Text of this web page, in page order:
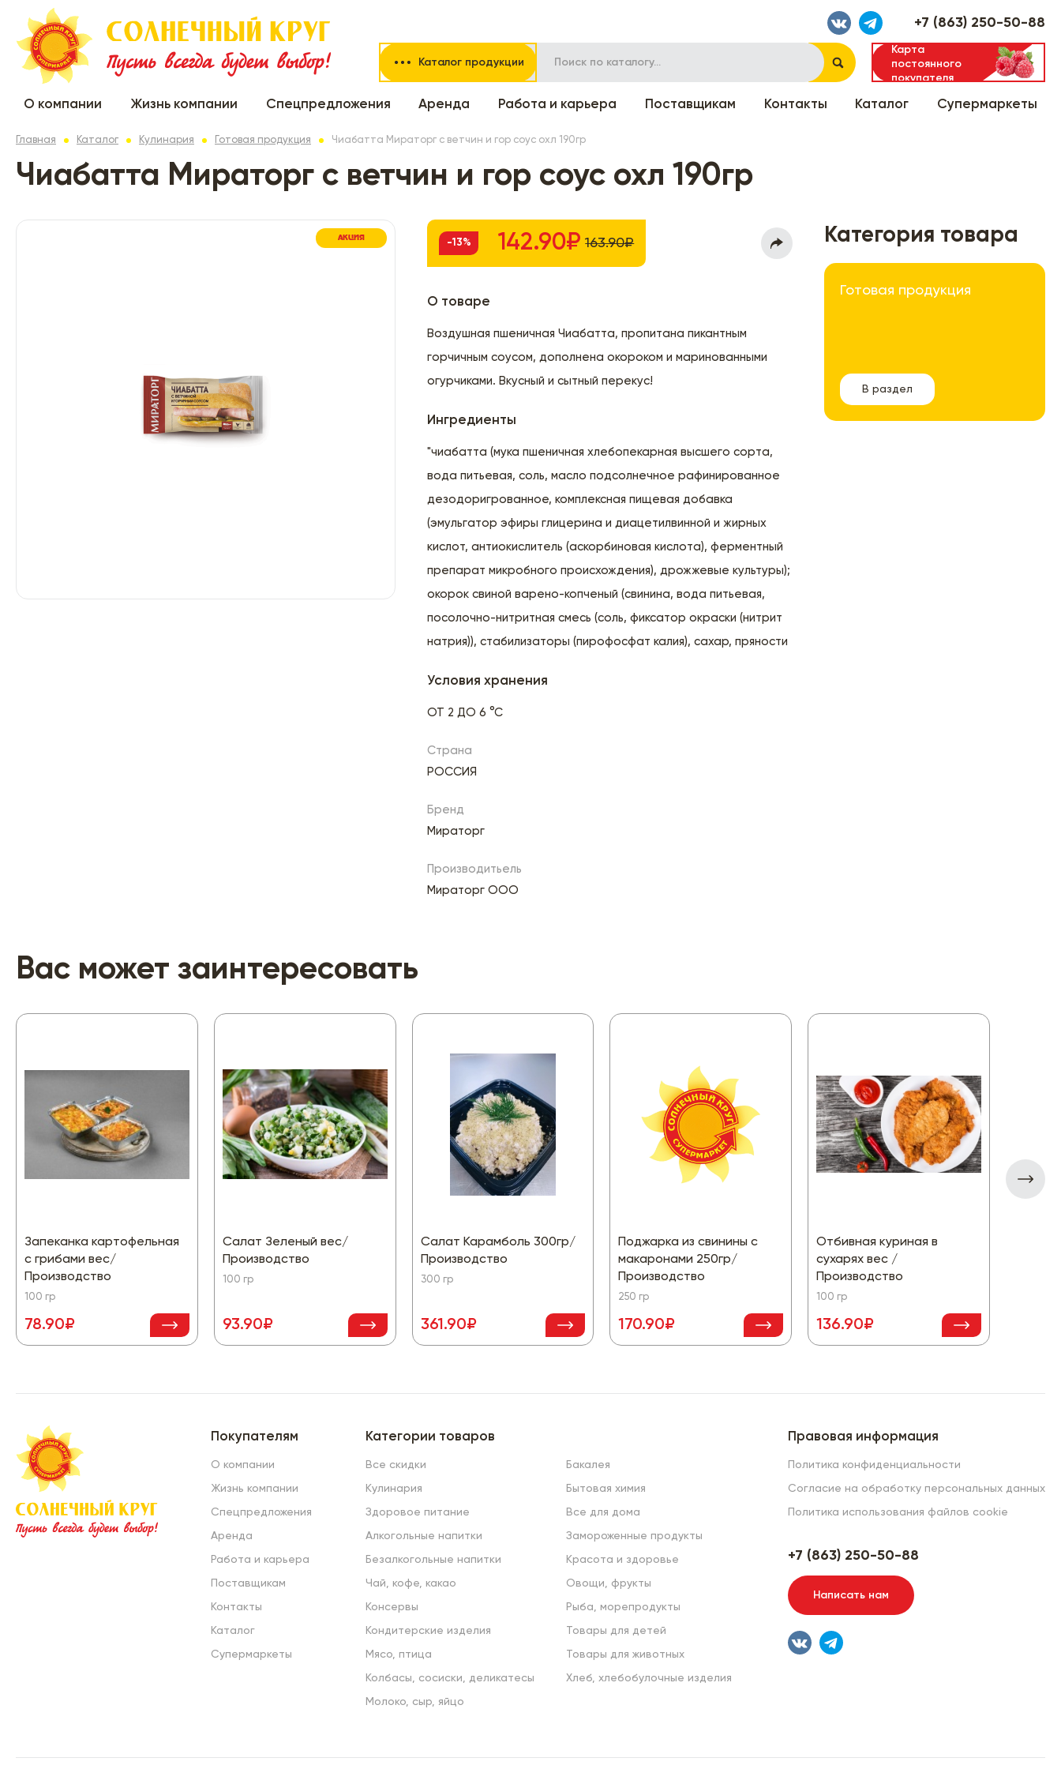
+7 (863) 250-50-88
Каталог продукции
Карта
постоянного
покупателя
О компании Жизнь компании Спецпредложения Аренда Работа и карьера Поставщикам Контакты Каталог Супермаркеты
Главная Каталог Кулинария Готовая продукция Чиабатта Мираторг с ветчин и гор соус охл 190гр
Чиабатта Мираторг с ветчин и гор соус охл 190гр
АКЦИЯ -13% 142.90₽ 163.90₽
О товаре
Воздушная пшеничная Чиабатта, пропитана пикантным
горчичным соусом, дополнена окороком и маринованными
огурчиками. Вкусный и сытный перекус!
Ингредиенты
"чиабатта (мука пшеничная хлебопекарная высшего сорта,
вода питьевая, соль, масло подсолнечное рафинированное
дезодоригрованное, комплексная пищевая добавка
(эмульгатор эфиры глицерина и диацетилвинной и жирных
кислот, антиокислитель (аскорбиновая кислота), ферментный
препарат микробного происхождения), дрожжевые культуры);
окорок свиной варено-копченый (свинина, вода питьевая,
посолочно-нитритная смесь (соль, фиксатор окраски (нитрит
натрия)), стабилизаторы (пирофосфат калия), сахар, пряности
Условия хранения
ОТ 2 ДО 6 °С
Страна
РОССИЯ
Бренд
Мираторг
Производитьель
Мираторг ООО
Категория товара
Готовая продукция
В раздел
Вас может заинтересовать
Запеканка картофельная
с грибами вес/
Производство
100 гр
78.90₽
Салат Зеленый вес/
Производство
100 гр
93.90₽
Салат Карамболь 300гр/
Производство
300 гр
361.90₽
Поджарка из свинины с
макаронами 250гр/
Производство
250 гр
170.90₽
Отбивная куриная в
сухарях вес /
Производство
100 гр
136.90₽
Покупателям
О компании
Жизнь компании
Спецпредложения
Аренда
Работа и карьера
Поставщикам
Контакты
Каталог
Супермаркеты
Категории товаров
Все скидки
Кулинария
Здоровое питание
Алкогольные напитки
Безалкогольные напитки
Чай, кофе, какао
Консервы
Кондитерские изделия
Мясо, птица
Колбасы, сосиски, деликатесы
Молоко, сыр, яйцо
Бакалея
Бытовая химия
Все для дома
Замороженные продукты
Красота и здоровье
Овощи, фрукты
Рыба, морепродукты
Товары для детей
Товары для животных
Хлеб, хлебобулочные изделия
Правовая информация
Политика конфиденциальности
Согласие на обработку персональных данных
Политика использования файлов cookie
+7 (863) 250-50-88
Написать нам